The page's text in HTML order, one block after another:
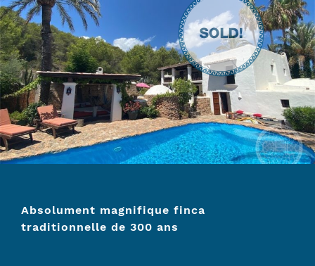
Absolument magnifique finca
traditionnelle de 300 ans